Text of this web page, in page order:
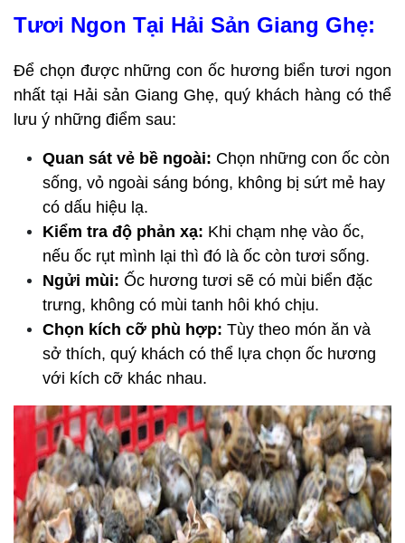
Tươi Ngon Tại Hải Sản Giang Ghẹ:
Để chọn được những con ốc hương biển tươi ngon
nhất tại Hải sản Giang Ghẹ, quý khách hàng có thể
lưu ý những điểm sau:
Quan sát vẻ bề ngoài: Chọn những con ốc còn
sống, vỏ ngoài sáng bóng, không bị sứt mẻ hay
có dấu hiệu lạ.
Kiểm tra độ phản xạ: Khi chạm nhẹ vào ốc,
nếu ốc rụt mình lại thì đó là ốc còn tươi sống.
Ngửi mùi: Ốc hương tươi sẽ có mùi biển đặc
trưng, không có mùi tanh hôi khó chịu.
Chọn kích cỡ phù hợp: Tùy theo món ăn và
sở thích, quý khách có thể lựa chọn ốc hương
với kích cỡ khác nhau.